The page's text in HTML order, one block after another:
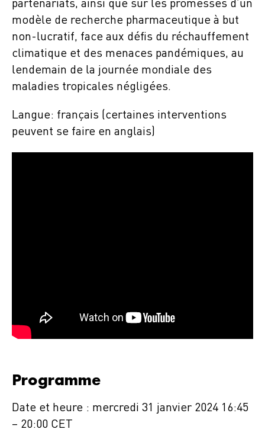
partenariats, ainsi que sur les promesses d’un
modèle de recherche pharmaceutique à but
non-lucratif, face aux défis du réchauffement
climatique et des menaces pandémiques, au
lendemain de la journée mondiale des
maladies tropicales négligées.
Langue: français (certaines interventions
peuvent se faire en anglais)
Programme
Date et heure : mercredi 31 janvier 2024 16:45
– 20:00 CET